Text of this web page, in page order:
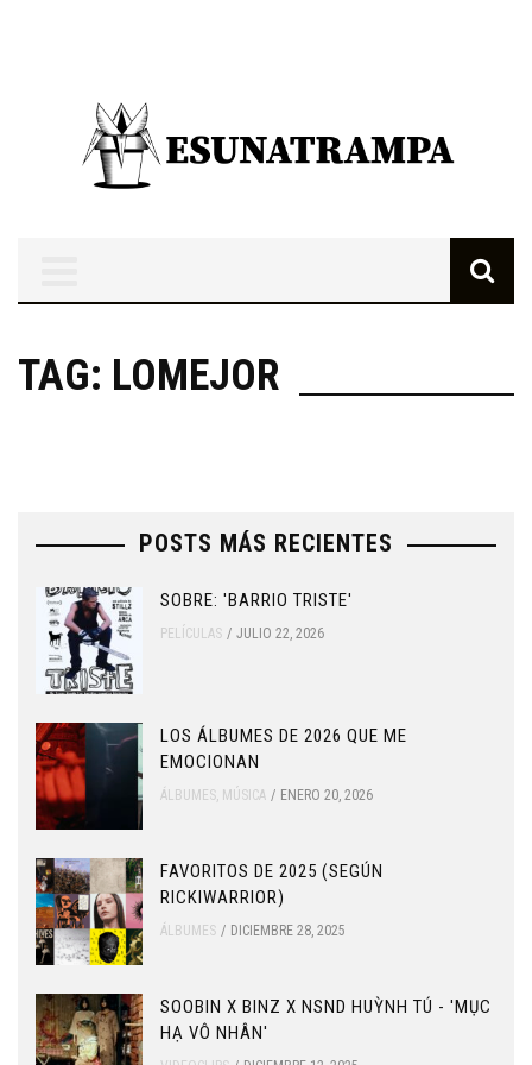
TAG: LOMEJOR
POSTS MÁS RECIENTES
SOBRE: 'BARRIO TRISTE'
PELÍCULAS JULIO 22, 2026
LOS ÁLBUMES DE 2026 QUE ME
EMOCIONAN
ÁLBUMES, MÚSICA ENERO 20, 2026
FAVORITOS DE 2025 (SEGÚN
RICKIWARRIOR)
ÁLBUMES DICIEMBRE 28, 2025
SOOBIN X BINZ X NSND HUỲNH TÚ - 'MỤC
HẠ VÔ NHÂN'